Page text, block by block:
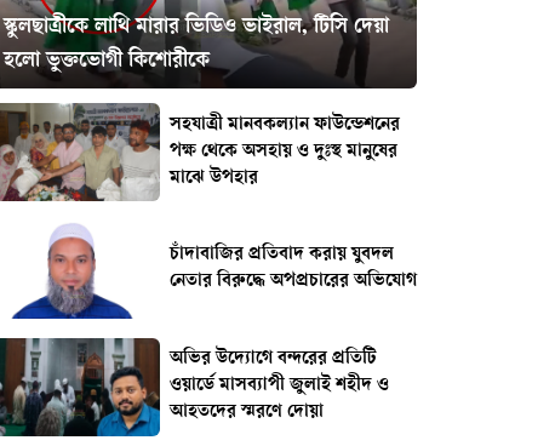
স্কুলছাত্রীকে লাথি মারার ভিডিও ভাইরাল, টিসি দেয়া
হলো ভুক্তভোগী কিশোরীকে
সহযাত্রী মানবকল্যান ফাউন্ডেশনের
পক্ষ থেকে অসহায় ও দুঃস্থ মানুষের
মাঝে উপহার
চাঁদাবাজির প্রতিবাদ করায় যুবদল
নেতার বিরুদ্ধে অপপ্রচারের অভিযোগ
অভির উদ্যোগে বন্দরের প্রতিটি
ওয়ার্ডে মাসব্যাপী জুলাই শহীদ ও
আহতদের স্মরণে দোয়া